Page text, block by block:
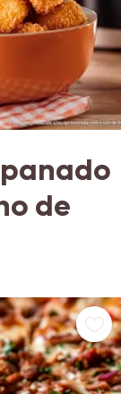
de